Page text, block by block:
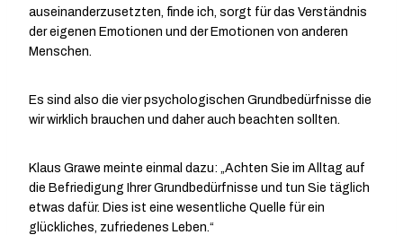
auseinanderzusetzten, finde ich, sorgt für das Verständnis
der eigenen Emotionen und der Emotionen von anderen
Menschen.
Es sind also die vier psychologischen Grundbedürfnisse die
wir wirklich brauchen und daher auch beachten sollten.
Klaus Grawe meinte einmal dazu: „Achten Sie im Alltag auf
die Befriedigung Ihrer Grundbedürfnisse und tun Sie täglich
etwas dafür. Dies ist eine wesentliche Quelle für ein
glückliches, zufriedenes Leben.“